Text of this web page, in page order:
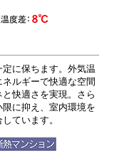
に保ちます。外気温
ルギーで快適な空間
快適さを実現。さら
に抑え、室内環境を
ています。